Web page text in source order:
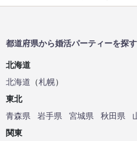
都道府県から婚活パーティーを探す
北海道
北海道 （札幌）
東北
青森県
岩手県 宮城県 秋田県
関東